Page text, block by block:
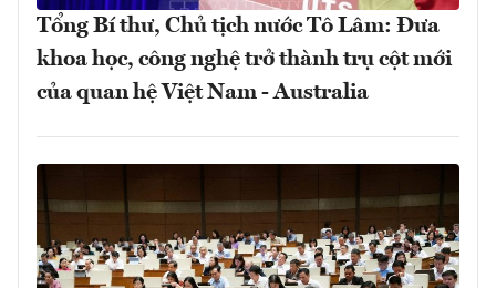
Tổng Bí thư, Chủ tịch nước Tô Lâm: Đưa
khoa học, công nghệ trở thành trụ cột mới
của quan hệ Việt Nam - Australia